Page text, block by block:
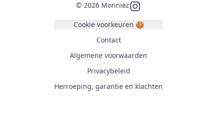
© 2026 MonniezInstagram
Cookie voorkeuren 🍪
Contact
Algemene voorwaarden
Privacybeleid
Herroeping, garantie en klachten